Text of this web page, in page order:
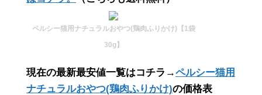
ペルシー猫用ナチュラルおやつ(鶏肉ふりかけ)【1袋
30g】
現在の最新最安値一覧はコチラ→ペルシー猫用
ナチュラルおやつ(鶏肉ふりかけ)の価格表